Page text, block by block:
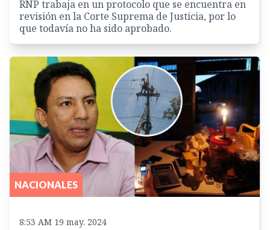
RNP trabaja en un protocolo que se encuentra en
revisión en la Corte Suprema de Justicia, por lo
que todavía no ha sido aprobado.
NACIONALES
8:53 AM 19 may. 2024